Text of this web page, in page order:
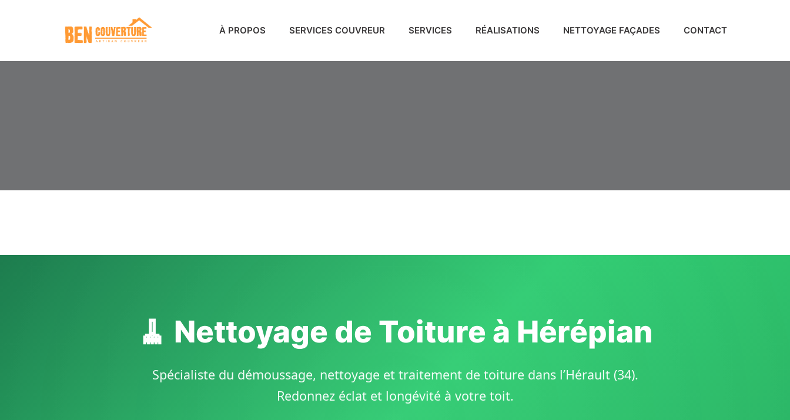
À PROPOS SERVICES COUVREUR SERVICES RÉALISATIONS NETTOYAGE FAÇADES CONTACT
🧹 Nettoyage de Toiture à Hérépian
Spécialiste du démoussage, nettoyage et traitement de toiture dans l’Hérault (34).
Redonnez éclat et longévité à votre toit.